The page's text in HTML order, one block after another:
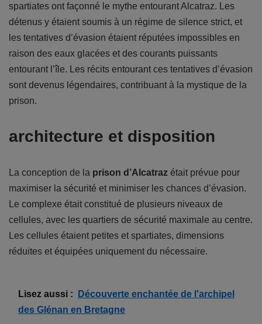
spartiates ont façonné le mythe entourant Alcatraz. Les
détenus y étaient soumis à un régime de silence strict, et
les tentatives d’évasion étaient réputées impossibles en
raison des eaux glacées et des courants puissants
entourant l’île. Les récits entourant ces tentatives d’évasion
sont devenus légendaires, contribuant à la mystique de la
prison.
architecture et disposition
La conception de la prison d’Alcatraz était prévue pour
maximiser la sécurité et minimiser les chances d’évasion.
Le complexe était constitué de plusieurs niveaux de
cellules, avec les quartiers de sécurité maximale au centre.
Les cellules étaient petites et spartiates, dimensions
réduites et équipées uniquement du nécessaire.
Lisez aussi :
Découverte enchantée de l'archipel
des Glénan en Bretagne